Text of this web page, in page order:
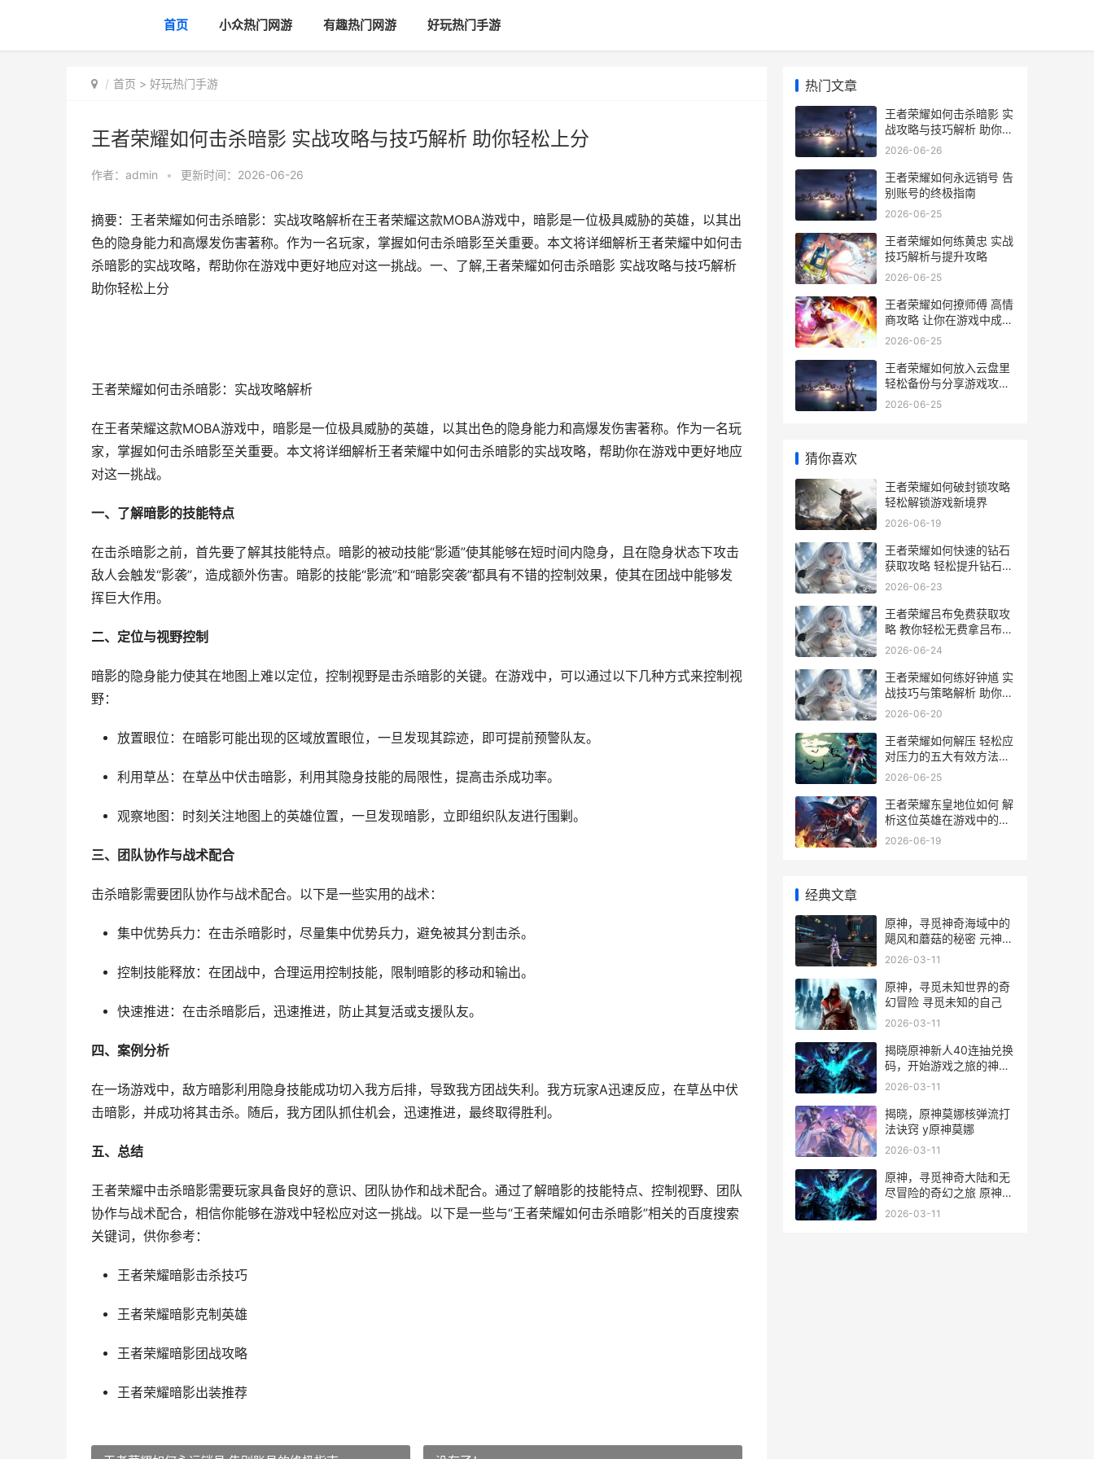
首页 小众热门网游 有趣热门网游 好玩热门手游
首页 > 好玩热门手游
王者荣耀如何击杀暗影 实战攻略与技巧解析 助你轻松上分
作者： admin • 更新时间：2026-06-26
摘要：王者荣耀如何击杀暗影：实战攻略解析在王者荣耀这款MOBA游戏中，暗影是一位极具威胁的英雄，以其出
色的隐身能力和高爆发伤害著称。作为一名玩家，掌握如何击杀暗影至关重要。本文将详细解析王者荣耀中如何击
杀暗影的实战攻略，帮助你在游戏中更好地应对这一挑战。一、了解,王者荣耀如何击杀暗影 实战攻略与技巧解析
助你轻松上分
王者荣耀如何击杀暗影：实战攻略解析
在王者荣耀这款MOBA游戏中，暗影是一位极具威胁的英雄，以其出色的隐身能力和高爆发伤害著称。作为一名玩
家，掌握如何击杀暗影至关重要。本文将详细解析王者荣耀中如何击杀暗影的实战攻略，帮助你在游戏中更好地应
对这一挑战。
一、了解暗影的技能特点
在击杀暗影之前，首先要了解其技能特点。暗影的被动技能“影遁”使其能够在短时间内隐身，且在隐身状态下攻击
敌人会触发“影袭”，造成额外伤害。暗影的技能“影流”和“暗影突袭”都具有不错的控制效果，使其在团战中能够发
挥巨大作用。
二、定位与视野控制
暗影的隐身能力使其在地图上难以定位，控制视野是击杀暗影的关键。在游戏中，可以通过以下几种方式来控制视
野：
放置眼位：在暗影可能出现的区域放置眼位，一旦发现其踪迹，即可提前预警队友。
利用草丛：在草丛中伏击暗影，利用其隐身技能的局限性，提高击杀成功率。
观察地图：时刻关注地图上的英雄位置，一旦发现暗影，立即组织队友进行围剿。
三、团队协作与战术配合
击杀暗影需要团队协作与战术配合。以下是一些实用的战术：
集中优势兵力：在击杀暗影时，尽量集中优势兵力，避免被其分割击杀。
控制技能释放：在团战中，合理运用控制技能，限制暗影的移动和输出。
快速推进：在击杀暗影后，迅速推进，防止其复活或支援队友。
四、案例分析
在一场游戏中，敌方暗影利用隐身技能成功切入我方后排，导致我方团战失利。我方玩家A迅速反应，在草丛中伏
击暗影，并成功将其击杀。随后，我方团队抓住机会，迅速推进，最终取得胜利。
五、总结
王者荣耀中击杀暗影需要玩家具备良好的意识、团队协作和战术配合。通过了解暗影的技能特点、控制视野、团队
协作与战术配合，相信你能够在游戏中轻松应对这一挑战。以下是一些与“王者荣耀如何击杀暗影”相关的百度搜索
关键词，供你参考：
王者荣耀暗影击杀技巧
王者荣耀暗影克制英雄
王者荣耀暗影团战攻略
王者荣耀暗影出装推荐
热门文章
王者荣耀如何击杀暗影 实
战攻略与技巧解析 助你轻
松上分
2026-06-26
王者荣耀如何永远销号 告
别账号的终极指南
2026-06-25
王者荣耀如何练黄忠 实战
技巧解析与提升攻略
2026-06-25
王者荣耀如何撩师傅 高情
商攻略 让你在游戏中成为
师傅的宠儿
2026-06-25
王者荣耀如何放入云盘里
轻松备份与分享游戏攻略
详解
2026-06-25
猜你喜欢
王者荣耀如何破封锁攻略
轻松解锁游戏新境界
2026-06-19
王者荣耀如何快速的钻石
获取攻略 轻松提升钻石等
级秘籍
2026-06-23
王者荣耀吕布免费获取攻
略 教你轻松无费拿吕布英
雄
2026-06-24
王者荣耀如何练好钟馗 实
战技巧与策略解析 助你成
为钟馗高手
2026-06-20
王者荣耀如何解压 轻松应
对压力的五大有效方法解
析
2026-06-25
王者荣耀东皇地位如何 解
析这位英雄在游戏中的核
心地位与影响力
2026-06-19
经典文章
原神，寻觅神奇海域中的
飓风和蘑菇的秘密 元神寻
找奇怪的声音的源头
2026-03-11
原神，寻觅未知世界的奇
幻冒险 寻觅未知的自己
2026-03-11
揭晓原神新人40连抽兑换
码，开始游戏之旅的神奇
钥匙 2021原神新手
2026-03-11
揭晓，原神莫娜核弹流打
法诀窍 y原神莫娜
2026-03-11
原神，寻觅神奇大陆和无
尽冒险的奇幻之旅 原神寻
找奇怪
2026-03-11